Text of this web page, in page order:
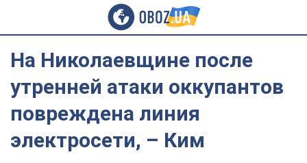
На Николаевщине после
утренней атаки оккупантов
повреждена линия
электросети, – Ким